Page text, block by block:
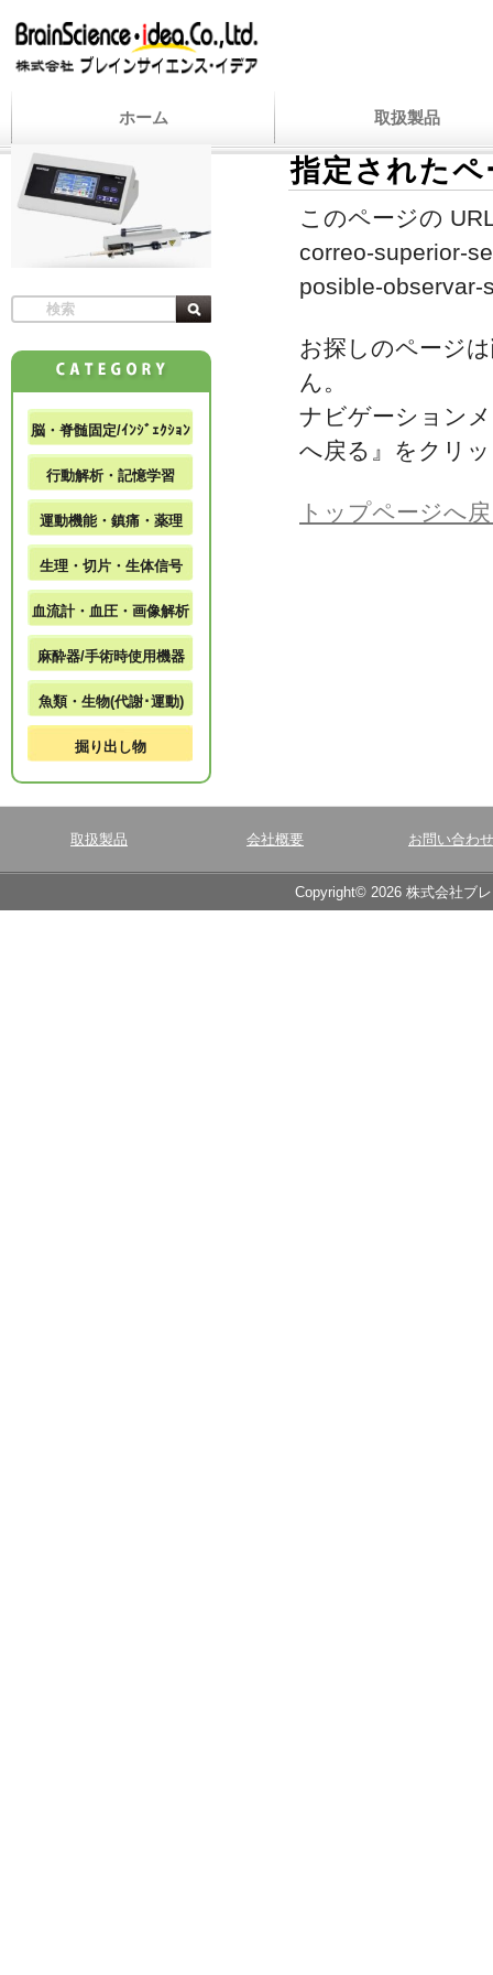
ホーム 取扱製品
指定された
このページの
correo-superior-
posible-observar-
お探しのページ
ん。
ナビゲーション
へ戻る』をクリ
トップページへ
脳・脊髄固定/ｲﾝｼﾞｪｸｼｮﾝ
行動解析・記憶学習
運動機能・鎮痛・薬理
生理・切片・生体信号
血流計・血圧・画像解析
麻酔器/手術時使用機器
魚類・生物(代謝･運動)
掘り出し物
取扱製品 会社概要 お問い合わせ
Copyright© 2026 株式会社ブ